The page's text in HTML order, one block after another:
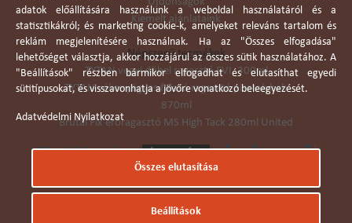
Kiemelt ajánlataink
Népszerű termékek
TYTAN vegyi dübel ragasztó EVI. 300ml
TYTAN vékonyágyas falazó ragasztó pisztolyhab
870ml
Brutál Fix erőragasztó MS High Tack 280ml United
adatok előállítására használunk a weboldal használatáról és a
statisztikákról; és marketing cookie-k, amelyeket releváns tartalom és
reklám megjelenítésére használnak. Ha az "Összes elfogadása"
lehetőséget választja, akkor hozzájárul az összes sütik használatához. A
"Beállítások" részben bármikor elfogadhat és elutasíthat egyedi
sütitípusokat, és visszavonhatja a jövőre vonatkozó beleegyezését.
Adatvédelmi Nyilatkozat
Összes elutasítása
Beállítások